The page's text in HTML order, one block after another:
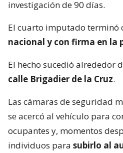
investigación de 90 días.
El cuarto imputado terminó
nacional y con firma en la
El hecho sucedió alrededor
calle Brigadier de la Cruz.
Las cámaras de seguridad
se acercó al vehículo para
ocupantes y, momentos
individuos para subirlo al